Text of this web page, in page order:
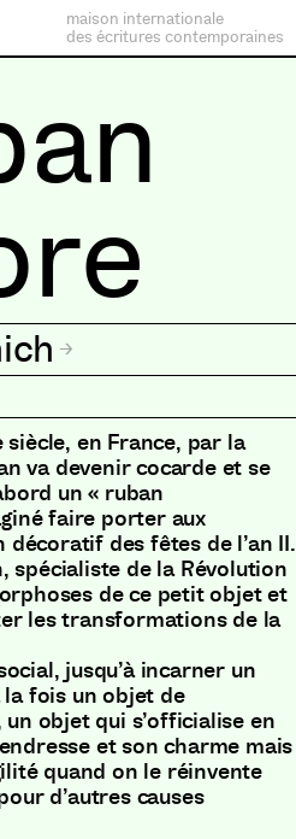
maison internationale
des écritures contemporaines
en France, par la
va devenir cocarde et se
un « ruban
faire porter aux
des fêtes de l’an II.
spécialiste de la Révolution
de ce petit objet et
les transformations de la
jusqu’à incarner un
la fois un objet de
objet qui s’officialise en
et son charme mais
quand on le réinvente
d’autres causes